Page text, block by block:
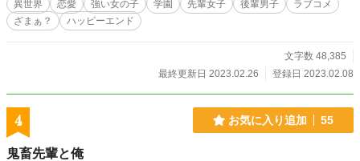
異世界 恋愛 強い女の子 学園 先輩女子 後輩男子
ラブコメ
ざまぁ？
ハッピーエンド
文字数 48,385
最終更新日 2023.02.26
登録日 2023.02.08
4 お気に入り追加 55
鬼畜先輩と俺